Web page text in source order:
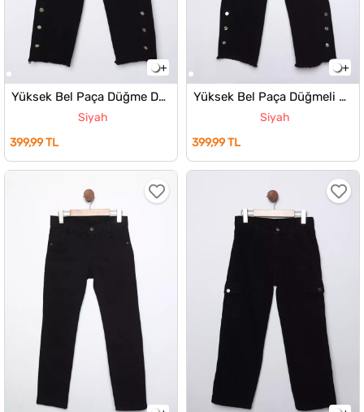
Yüksek Bel Paça Düğme Detaylı Kız Çocuk Jean Kot Pantolon
Siyah
399,99 TL
Yüksek Bel Paça Düğmeli Ve Püsküllü Kız Çocuk Jean Kot Pantolon
Siyah
399,99 TL